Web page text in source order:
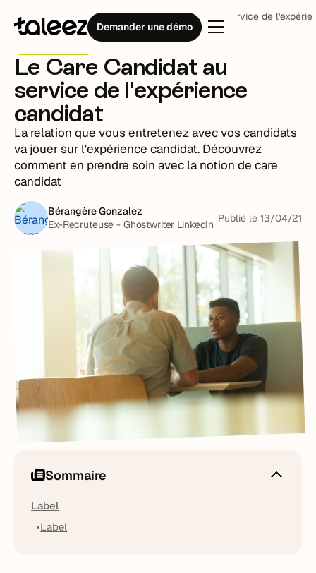
Demander une démo
Blog Stratégie RH Le Care Candidat au service de
Le Care Candidat au
service de l'expérience
candidat
La relation que vous entretenez avec vos candidats
va jouer sur l'expérience candidat. Découvrez
comment en prendre soin avec la notion de care
candidat
Bérangère Gonzalez
Ex-Recruteuse - Ghostwriter LinkedIn
Publié le 13/04/21
Sommaire
Label
Label